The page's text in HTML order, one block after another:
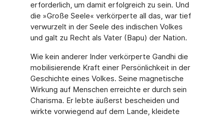
erforderlich, um damit erfolgreich zu sein. Und
die »Große Seele« verkörperte all das, war tief
verwurzelt in der Seele des indischen Volkes
und galt zu Recht als Vater (Bapu) der Nation.
Wie kein anderer Inder verkörperte Gandhi die
mobilisierende Kraft einer Persönlichkeit in der
Geschichte eines Volkes. Seine magnetische
Wirkung auf Menschen erreichte er durch sein
Charisma. Er lebte äußerst bescheiden und
wirkte vorwiegend auf dem Lande, kleide­te